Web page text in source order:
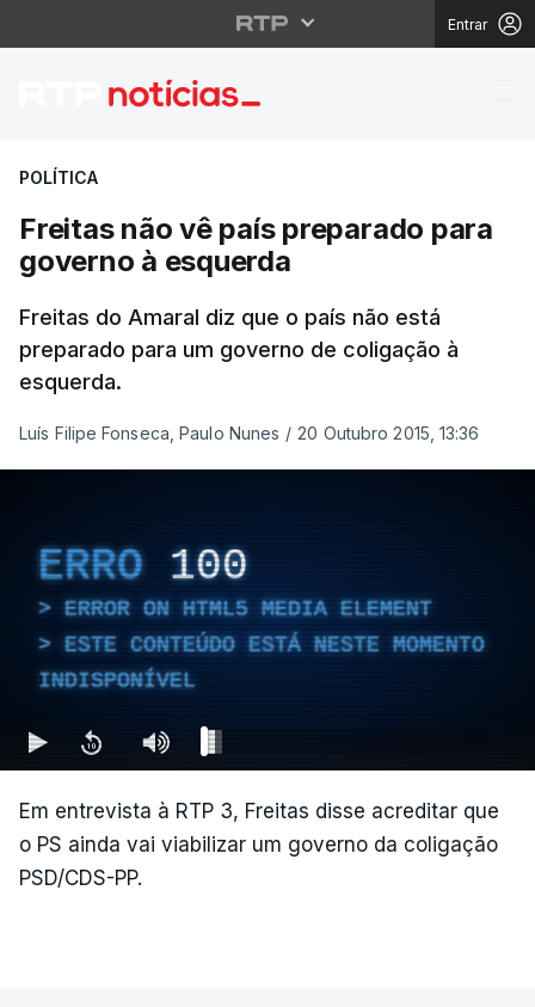
Entrar
Freitas não vê país
POLÍTICA
Freitas não vê país preparado para
governo à esquerda
Freitas do Amaral diz que o país não está
preparado para um governo de coligação à
esquerda.
Luís Filipe Fonseca, Paulo Nunes / 20 Outubro 2015, 13:36
ERRO 100
ERROR ON HTML5 MEDIA ELEMENT
ESTE CONTEÚDO ESTÁ NESTE MOMENTO
INDISPONÍVEL
Em entrevista à RTP 3, Freitas disse acreditar que
o PS ainda vai viabilizar um governo da coligação
PSD/CDS-PP.